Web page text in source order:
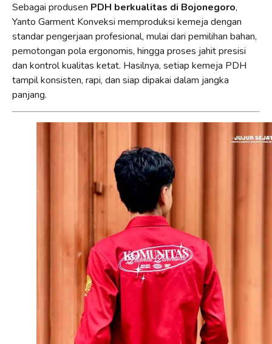
Sebagai produsen PDH berkualitas di Bojonegoro,
Yanto Garment Konveksi memproduksi kemeja dengan
standar pengerjaan profesional, mulai dari pemilihan bahan,
pemotongan pola ergonomis, hingga proses jahit presisi
dan kontrol kualitas ketat. Hasilnya, setiap kemeja PDH
tampil konsisten, rapi, dan siap dipakai dalam jangka
panjang.